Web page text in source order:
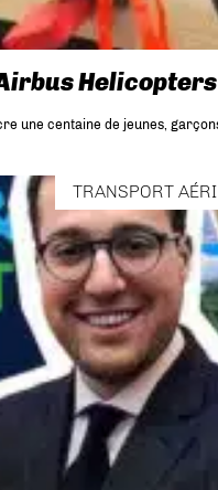
Helicopters
une centaine de jeunes,
TRANSPORT